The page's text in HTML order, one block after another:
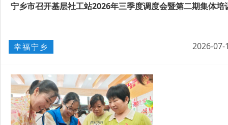
宁乡市召开基层社工站2026年三季度调度会暨第二期集体培
幸福宁乡 2026-07-